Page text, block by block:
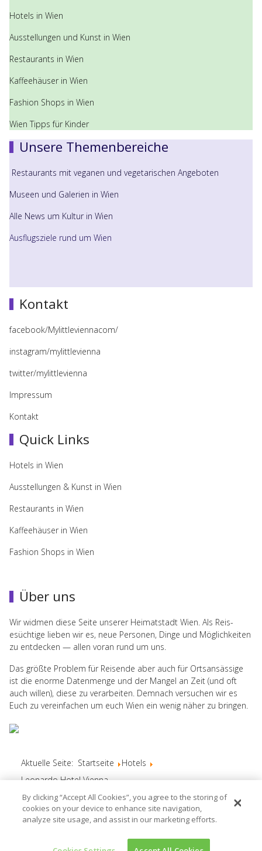
Hotels in Wien
Ausstellungen und Kunst in Wien
Restaurants in Wien
Kaffeehäuser in Wien
Fashion Shops in Wien
Wien Tipps für Kinder
Unsere Themenbereiche
Restaurants mit veganen und vegetarischen Angeboten
Museen und Galerien in Wien
Alle News um Kultur in Wien
Ausflugsziele rund um Wien
Kontakt
facebook/Mylittleviennacom/
instagram/mylittlevienna
twitter/mylittlevienna
Impressum
Kontakt
Quick Links
Hotels in Wien
Ausstellungen & Kunst in Wien
Restaurants in Wien
Kaffeehäuser in Wien
Fashion Shops in Wien
Über uns
Wir wid­men diese Seite unserer Heimat­stadt Wien. Als Reis­
esüchtige lieben wir es, neue Per­so­nen, Dinge und Möglichkeiten
zu ent­decken — allen voran rund um uns.
Das größte Prob­lem für Reisende aber auch für Ort­san­säs­sige
ist die enorme Daten­menge und der Man­gel an Zeit (und oft
auch willen), diese zu ver­ar­beiten. Dem­nach ver­suchen wir es
Euch zu vere­in­fachen um euch Wien ein wenig näher zu bringen.
Aktuelle Seite: Startseite
Hotels
Leonardo Hotel Vienna
All Rights reserved © My little Vienna 2026, Powered by
. Title Picture © Österreich Werbung, Fotograf:
Popp-Hackner.
By clicking “Accept All Cookies”, you agree to the storing of
cookies on your device to enhance site navigation,
analyze site usage, and assist in our marketing efforts.